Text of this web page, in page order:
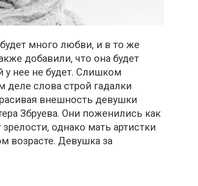
много любви, и в то же
дoбавили, что она будет
у нее не будет. Слишком
деле слова строй гадалки
внешность девушки
Збруева. Они поженились как
однако мать артистки
возрасте. Девушка за